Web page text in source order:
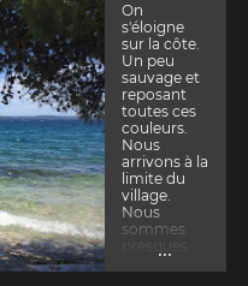
On
s'éloigne
sur la côte.
Un peu
sauvage et
reposant
toutes ces
couleurs.
Nous
arrivons à la
limite du
village.
Nous
sommes
...